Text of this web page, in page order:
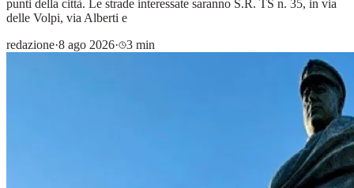
punti della città. Le strade interessate saranno S.R. TS n. 35, in via
delle Volpi, via Alberti e
redazione·8 ago 2026· 3 min